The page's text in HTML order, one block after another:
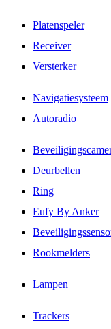
Platenspeler
Receiver
Versterker
Navigatiesysteem
Autoradio
Deurbellen
Ring
Eufy By Anker
Rookmelders
Lampen
Trackers